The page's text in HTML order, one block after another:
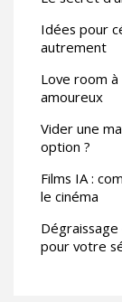
Idées pour
autrement
Love room à
amoureux
Vider une
option ?
Films IA :
le cinéma
pour votre